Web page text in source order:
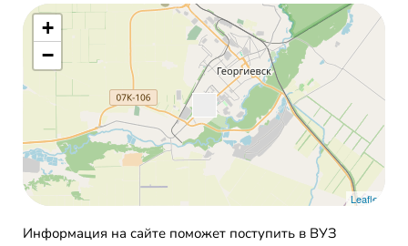
+
−
Leaflet
Информация на сайте поможет поступить в ВУЗ